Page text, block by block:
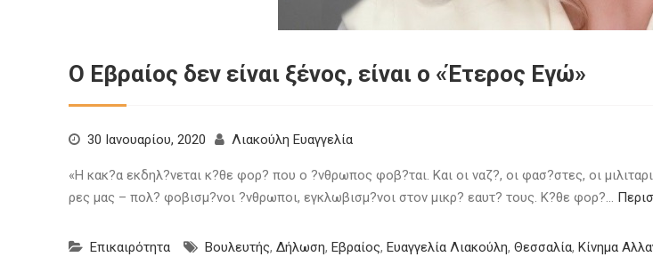
Ο Εβραίος δεν είναι ξένος, είναι ο «Έτερος Εγώ»
30 Ιανουαρίου, 2020 Λιακούλη Ευαγγελία
«Η κακ?α εκδηλ?νεται κ?θε φορ? που ο ?νθρωπος φοβ?ται. Και οι ναζ?, οι φασ?στες, οι
ρες μας – πολ? φοβισμ?νοι ?νθρωποι, εγκλωβισμ?νοι στον μικρ? εαυτ? τους. Κ?θε φορ?…
Επικαιρότητα Βουλευτής, Δήλωση, Εβραίος, Ευαγγελία Λιακούλη, Θεσσαλία, Κίνημα